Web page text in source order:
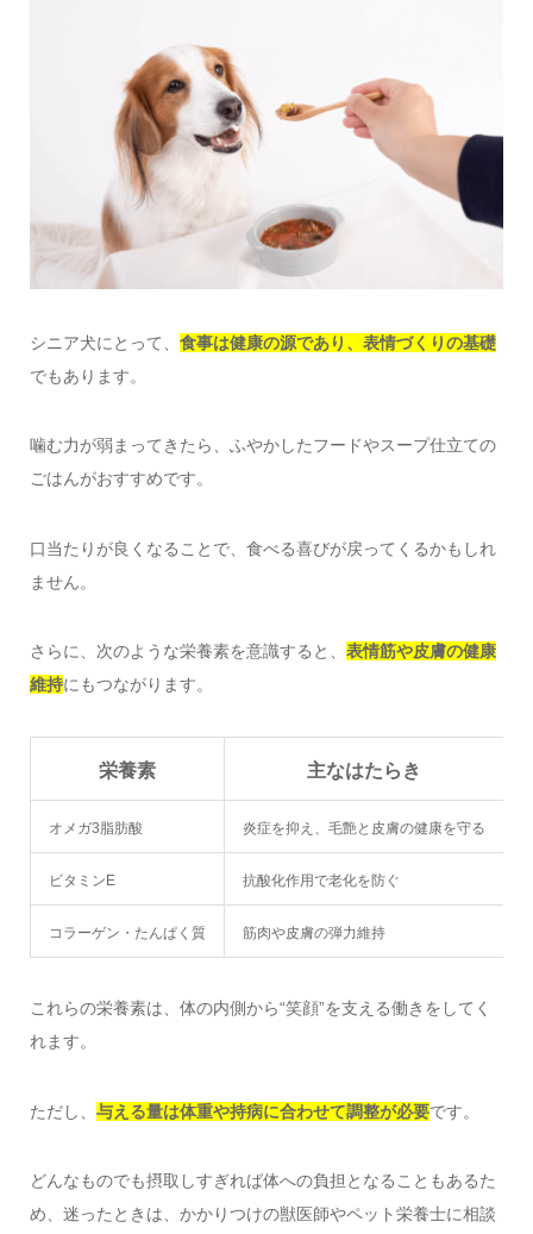
シニア犬にとって、 食事は健康の源であり、表情づくりの基礎
でもあります。
噛む力が弱まってきたら、ふやかしたフードやスープ仕立ての
ごはんがおすすめです。
口当たりが良くなることで、食べる喜びが戻ってくるかもしれ
ません。
さらに、次のような栄養素を意識すると、 表情筋や皮膚の健康
維持にもつながります。
栄養素 主なはたらき
オメガ3脂肪酸 炎症を抑え、毛艶と皮膚の健康を守る
ビタミンE 抗酸化作用で老化を防ぐ
コラーゲン・たんぱく質 筋肉や皮膚の弾力維持
これらの栄養素は、体の内側から“笑顔”を支える働きをしてく
れます。
ただし、 与える量は体重や持病に合わせて調整が必要です。
どんなものでも摂取しすぎれば体への負担となることもあるた
め、迷ったときは、かかりつけの獣医師やペット栄養士に相談